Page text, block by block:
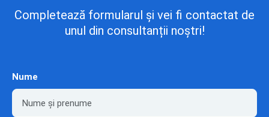
Completează formularul și vei fi contactat de
unul din consultanții noștri!
Nume